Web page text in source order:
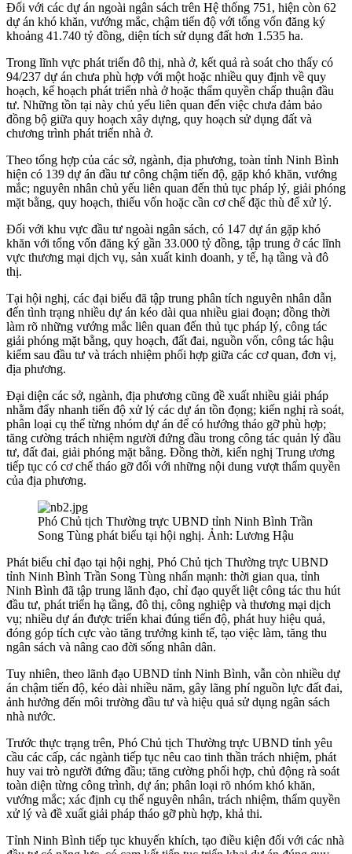
Đối với các dự án ngoài ngân sách trên Hệ thống 751, hiện còn 62
dự án khó khăn, vướng mắc, chậm tiến độ với tổng vốn đăng ký
khoảng 41.740 tỷ đồng, diện tích sử dụng đất hơn 1.535 ha.
Trong lĩnh vực phát triển đô thị, nhà ở, kết quả rà soát cho thấy có
94/237 dự án chưa phù hợp với một hoặc nhiều quy định về quy
hoạch, kế hoạch phát triển nhà ở hoặc thẩm quyền chấp thuận đầu
tư. Những tồn tại này chủ yếu liên quan đến việc chưa đảm bảo
đồng bộ giữa quy hoạch xây dựng, quy hoạch sử dụng đất và
chương trình phát triển nhà ở.
Theo tổng hợp của các sở, ngành, địa phương, toàn tỉnh Ninh Bình
hiện có 139 dự án đầu tư công chậm tiến độ, gặp khó khăn, vướng
mắc; nguyên nhân chủ yếu liên quan đến thủ tục pháp lý, giải phóng
mặt bằng, quy hoạch, thiếu vốn hoặc cần cơ chế đặc thù để xử lý.
Đối với khu vực đầu tư ngoài ngân sách, có 147 dự án gặp khó
khăn với tổng vốn đăng ký gần 33.000 tỷ đồng, tập trung ở các lĩnh
vực thương mại dịch vụ, sản xuất kinh doanh, y tế, hạ tầng và đô
thị.
Tại hội nghị, các đại biểu đã tập trung phân tích nguyên nhân dẫn
đến tình trạng nhiều dự án kéo dài qua nhiều giai đoạn; đồng thời
làm rõ những vướng mắc liên quan đến thủ tục pháp lý, công tác
giải phóng mặt bằng, quy hoạch, đất đai, nguồn vốn, công tác hậu
kiểm sau đầu tư và trách nhiệm phối hợp giữa các cơ quan, đơn vị,
địa phương.
Đại diện các sở, ngành, địa phương cũng đề xuất nhiều giải pháp
nhằm đẩy nhanh tiến độ xử lý các dự án tồn đọng; kiến nghị rà soát,
phân loại cụ thể từng nhóm dự án để có hướng tháo gỡ phù hợp;
tăng cường trách nhiệm người đứng đầu trong công tác quản lý đầu
tư, đất đai, giải phóng mặt bằng. Đồng thời, kiến nghị Trung ương
tiếp tục có cơ chế tháo gỡ đối với những nội dung vượt thẩm quyền
của địa phương.
Phó Chủ tịch Thường trực UBND tỉnh Ninh Bình Trần
Song Tùng phát biểu tại hội nghị. Ảnh: Lương Hậu
Phát biểu chỉ đạo tại hội nghị, Phó Chủ tịch Thường trực UBND
tỉnh Ninh Bình Trần Song Tùng nhấn mạnh: thời gian qua, tỉnh
Ninh Bình đã tập trung lãnh đạo, chỉ đạo quyết liệt công tác thu hút
đầu tư, phát triển hạ tầng, đô thị, công nghiệp và thương mại dịch
vụ; nhiều dự án được triển khai đúng tiến độ, phát huy hiệu quả,
đóng góp tích cực vào tăng trưởng kinh tế, tạo việc làm, tăng thu
ngân sách và nâng cao đời sống nhân dân.
Tuy nhiên, theo lãnh đạo UBND tỉnh Ninh Bình, vẫn còn nhiều dự
án chậm tiến độ, kéo dài nhiều năm, gây lãng phí nguồn lực đất đai,
ảnh hưởng đến môi trường đầu tư và hiệu quả sử dụng ngân sách
nhà nước.
Trước thực trạng trên, Phó Chủ tịch Thường trực UBND tỉnh yêu
cầu các cấp, các ngành tiếp tục nêu cao tinh thần trách nhiệm, phát
huy vai trò người đứng đầu; tăng cường phối hợp, chủ động rà soát
toàn diện từng công trình, dự án; phân loại rõ nhóm khó khăn,
vướng mắc; xác định cụ thể nguyên nhân, trách nhiệm, thẩm quyền
xử lý và đề xuất giải pháp tháo gỡ phù hợp, khả thi.
Tỉnh Ninh Bình tiếp tục khuyến khích, tạo điều kiện đối với các nhà